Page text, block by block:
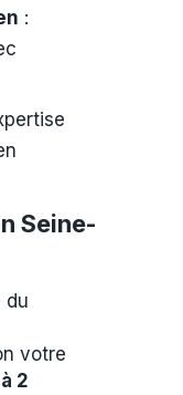
:
Seine-
du
votre
2